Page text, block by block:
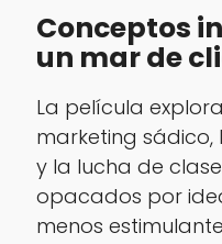
Conceptos
un mar de
La película
marketing sádico,
y la lucha de
opacados por
menos